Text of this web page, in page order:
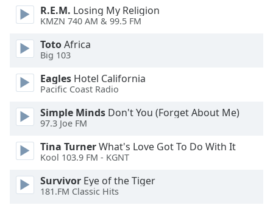
window.
Text
Opacity
Text
Background
R.E.M. Losing My Religion
KMZN 740 AM & 99.5 FM
TotoAfrica
Big 103
Eagles Hotel California
Pacific Coast Radio
Simple Minds Don't You (Forget About Me)
97.3 Joe FM
Tina TurnerWhat's Love Got To Do With It
Kool 103.9 FM - KGNT
Survivor Eye of the Tiger
181.FM Classic Hits